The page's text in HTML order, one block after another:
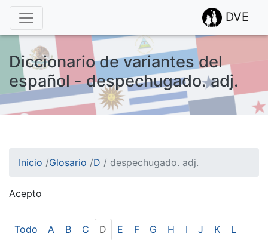
DVE
Diccionario de variantes del
español - despechugado. adj.
Inicio /Glosario /D / despechugado. adj.
Acepto
Esto nos ayuda a recolectar estadísticas de las visitas.
Todo A B C D E F G H I J K
L